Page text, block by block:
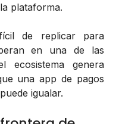
plataforma.
de replicar para
en una de las
ecosistema genera
una app de pagos
igualar.